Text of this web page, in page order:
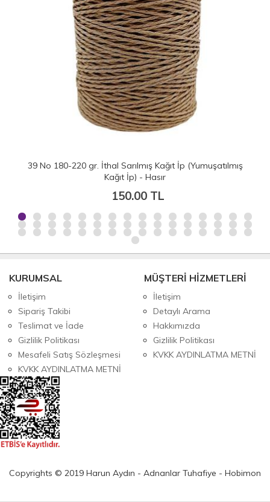
39 No 180-220 gr. İthal Sarılmış Kağıt İp (Yumuşatılmış
Kağıt İp) - Hasır
150.00 TL
KURUMSAL
İletişim
Sipariş Takibi
Teslimat ve İade
Gizlilik Politikası
Mesafeli Satış Sözleşmesi
KVKK AYDINLATMA METNİ
MÜŞTERİ HİZMETLERİ
İletişim
Detaylı Arama
Hakkımızda
Gizlilik Politikası
KVKK AYDINLATMA METNİ
Copyrights © 2019 Harun Aydın - Adnanlar Tuhafiye - Hobimon